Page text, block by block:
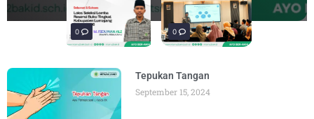
materi “Pengembangan Ekosistem
BY ADMIN AUGUST 6, 2026
penguatan materi bertajuk "Praktik Baik
BY ADMIN AUGUST 6, 2026
penguatan materi "Re-Branding
BY ADMIN AUGUST 5, 2026
materi Literasi Digital yang
BY ADMIN AUGUST 5, 2026
Madrasah" padaAUGUST 4, 2026
materi “Pengembangan Ekosistem
BY ADMIN AUGUST 6, 2026
penguatan materi bertajuk "Praktik Baik
BY ADMIN AUGUST 6, 2026
0 0
Tepukan Tangan
September 15, 2024